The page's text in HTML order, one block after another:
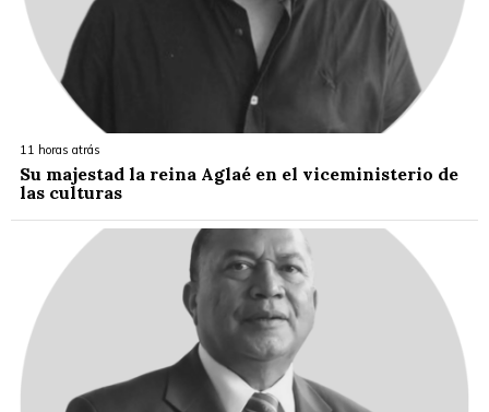
11 horas atrás
Su majestad la reina Aglaé en el viceministerio de
las culturas